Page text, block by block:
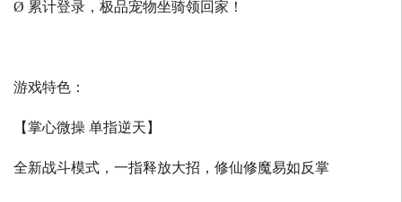
Ø 累计登录，极品宠物坐骑领回家！
游戏特色：
【掌心微操 单指逆天】
全新战斗模式，一指释放大招，修仙修魔易如反掌